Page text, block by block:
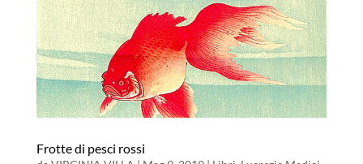
Frotte di pesci rossi